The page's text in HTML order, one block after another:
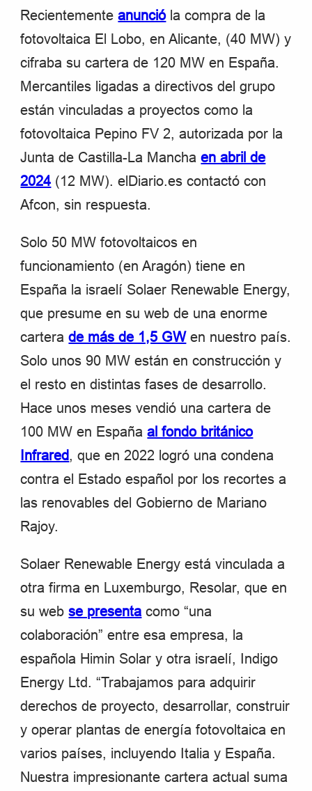
Recientementeanuncióla compra de la
fotovoltaica El Lobo, en Alicante, (40 MW) y
cifraba su cartera de 120 MW en España.
Mercantiles ligadas a directivos del grupo
están vinculadas a proyectos como la
fotovoltaica Pepino FV 2, autorizada por la
Junta de Castilla-La Manchaen abril de
2024 (12 MW). elDiario.es contactó con
Afcon, sin respuesta.
Solo 50 MW fotovoltaicos en
funcionamiento (en Aragón) tiene en
España la israelí Solaer Renewable Energy,
que presume en su web de una enorme
carterade más de 1,5 GWen nuestro país.
Solo unos 90 MW están en construcción y
el resto en distintas fases de desarrollo.
Hace unos meses vendió una cartera de
100 MW en Españaal fondo británico
Infrared, que en 2022 logró una condena
contra el Estado español por los recortes a
las renovables del Gobierno de Mariano
Rajoy.
Solaer Renewable Energy está vinculada a
otra firma en Luxemburgo, Resolar, que en
su webse presenta como “una
colaboración” entre esa empresa, la
española Himin Solar y otra israelí, Indigo
Energy Ltd. “Trabajamos para adquirir
derechos de proyecto, desarrollar, construir
y operar plantas de energía fotovoltaica en
varios países, incluyendo Italia y España.
Nuestra impresionante cartera actual suma